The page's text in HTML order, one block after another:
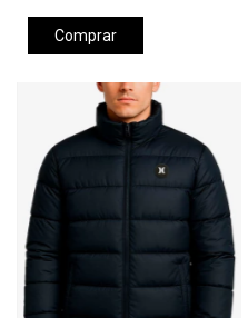
Comprar